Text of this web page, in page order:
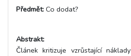
Předmět: Co dodat?
Abstrakt:
Článek kritizuje vzrůstající